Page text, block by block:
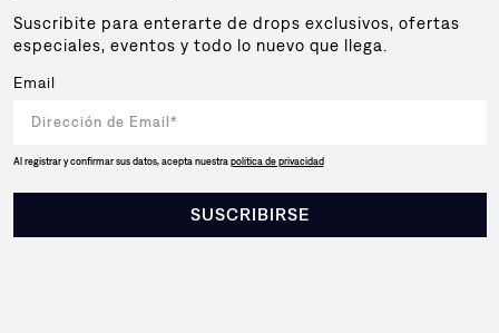
Suscribite para enterarte de drops exclusivos, ofertas
especiales, eventos y todo lo nuevo que llega.
Email
Al registrar y confirmar sus datos, acepta nuestrapolítica de privacidad
SUSCRIBIRSE